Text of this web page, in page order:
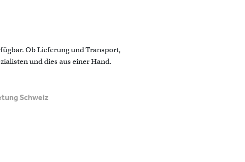
Ob Lieferung und Transport,
und dies aus einer Hand.
Schweiz